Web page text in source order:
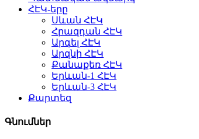
ՀԷԿ-երը
Սևան ՀԷԿ
Հրազդան ՀԷԿ
Արգել ՀԷԿ
Արզնի ՀԷԿ
Քանաքեռ ՀԷԿ
Երևան-1 ՀԷԿ
Երևան-3 ՀԷԿ
Քարտեզ
Գնումներ